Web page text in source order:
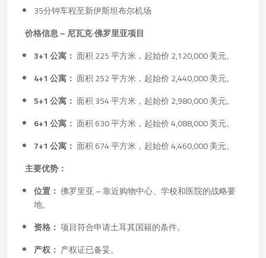
35分钟车程至新伊斯坦布尔机场
价格信息 – 尼瓦克·佛罗里亚项目
3+1 公寓： 面积 225 平方米，起始价 2,120,000 美元。
4+1 公寓： 面积 252 平方米，起始价 2,440,000 美元。
5+1 公寓： 面积 354 平方米，起始价 2,980,000 美元。
6+1 公寓： 面积 630 平方米，起始价 4,088,000 美元。
7+1 公寓： 面积 674 平方米，起始价 4,460,000 美元。
主要优势：
位置： 佛罗里亚 – 靠近购物中心、学校和医院的战略要
地。
资格： 项目符合申请土耳其国籍的条件。
产权： 产权证已备妥。